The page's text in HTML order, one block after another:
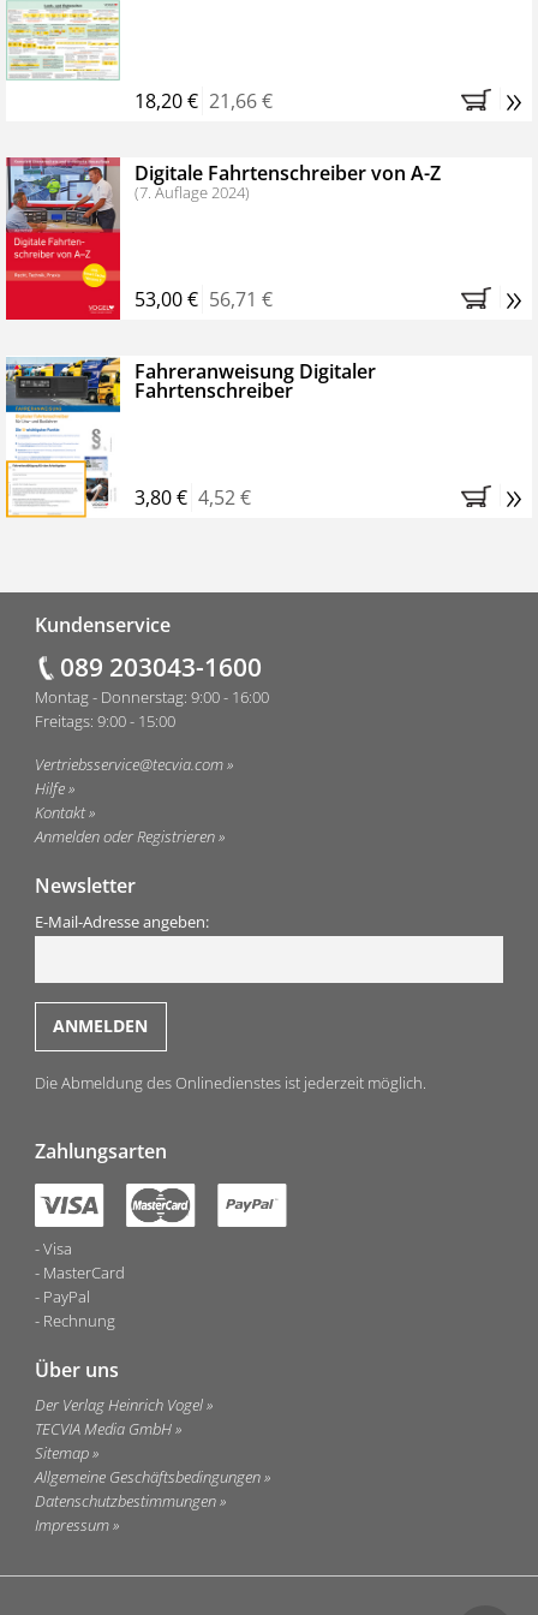
Bestellen Sie jetzt das VerkehrsRundschau Profipaket im
Kennenlern-Abo für zwei Monate (inkl. der derzeitig
Monaten brauchen Sie nichts weiter tun, das
Abonnement endet automatisch, es entstehen keine
weiteren Verpflichtungen.
18,20 € 21,66 € »
Digitale Fahrtenschreiber von A-Z
(7. Auflage 2024)
53,00 € 56,71 € »
Fahreranweisung Digitaler
Fahrtenschreiber
3,80 € 4,52 € »
Kundenservice
089 203043-1600
Montag - Donnerstag: 9:00 - 16:00
Freitags: 9:00 - 15:00
Vertriebsservice@tecvia.com
Hilfe
Kontakt
Anmelden oder Registrieren
Newsletter
E-Mail-Adresse angeben:
Die Abmeldung des Onlinedienstes ist jederzeit möglich.
Zahlungsarten
Visa
MasterCard
PayPal
Rechnung
Über uns
Der Verlag Heinrich Vogel
TECVIA Media GmbH
Sitemap
Allgemeine Geschäftsbedingungen
Datenschutzbestimmungen
Impressum